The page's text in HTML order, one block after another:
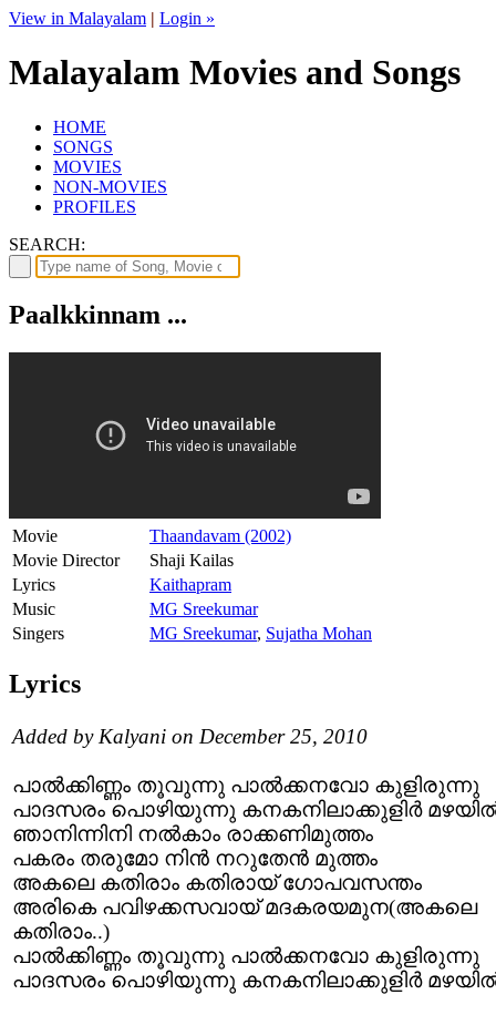
View in Malayalam | Login »
Malayalam Movies and Songs
HOME
SONGS
MOVIES
NON-MOVIES
PROFILES
SEARCH:
Paalkkinnam ...
Movie
Thaandavam (2002)
Movie Director
Shaji Kailas
Lyrics
Kaithapram
Music
MG Sreekumar
Singers
MG Sreekumar, Sujatha Mohan
Lyrics
Added by Kalyani on December 25, 2010
പാല്‍ക്കിണ്ണം തൂവുന്നു പാല്‍ക്കനവോ കുളിരുന്നു
പാദസരം പൊഴിയുന്നു കനകനിലാക്കുളിര്‍
ഞാനിന്നിനി നല്‍കാം രാക്കണിമുത്തം
പകരം തരുമോ നിന്‍ നറുതേന്‍ മുത്തം
അകലെ കതിരാം കതിരായ് ഗോപവസന്തം
അരികെ പവിഴക്കസവായ് മദകരയമുന(അകലെ
കതിരാം..)
പാല്‍ക്കിണ്ണം തൂവുന്നു പാല്‍ക്കനവോ കുളിരുന്നു
പാദസരം പൊഴിയുന്നു കനകനിലാക്കുളിര്‍